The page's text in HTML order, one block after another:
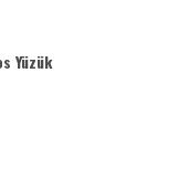
Yüzük